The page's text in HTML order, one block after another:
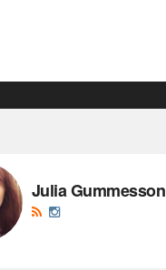
Julia Gummesson